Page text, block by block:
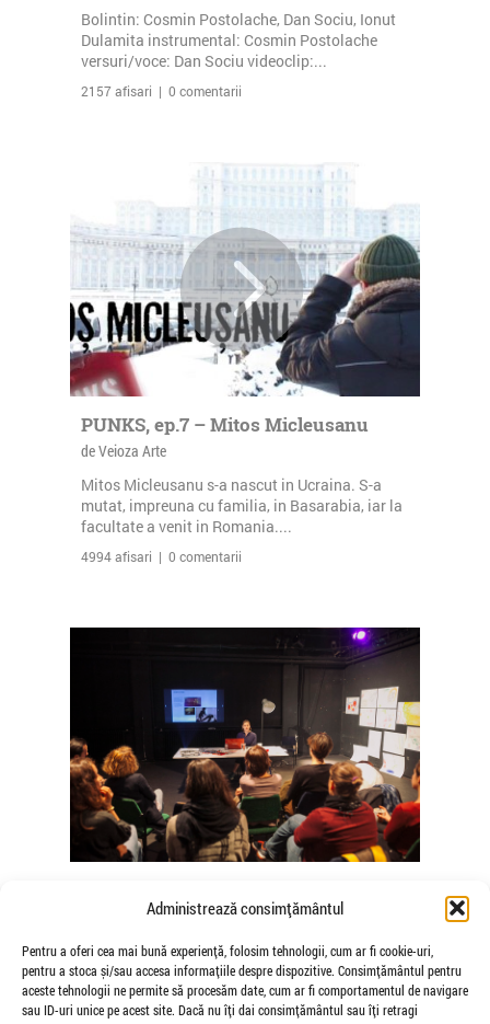
Administrează consimțământul
Pentru a oferi cea mai bună experiență, folosim tehnologii, cum ar fi cookie-uri,
pentru a stoca și/sau accesa informațiile despre dispozitive. Consimțământul pentru
aceste tehnologii ne permite să procesăm date, cum ar fi comportamentul de navigare
sau ID-uri unice pe acest site. Dacă nu îți dai consimțământul sau îți retragi
Bolintin: Cosmin Postolache, Dan Sociu, Ionut
Dulamita instrumental: Cosmin Postolache
versuri/voce: Dan Sociu videoclip:...
2157 afisari | 0 comentarii
PUNKS, ep.7 – Mitos Micleusanu
de Veioza Arte
Mitos Micleusanu s-a nascut in Ucraina. S-a
mutat, impreuna cu familia, in Basarabia, iar la
facultate a venit in Romania....
4994 afisari | 0 comentarii
Somatice susținute de coregrafele
Mădălina Dan și Valentina De Piante
Niculae
de Veioza Arte